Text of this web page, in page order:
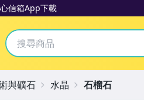
信箱App下載
Yahoo拍賣
與礦石 水晶 石榴石